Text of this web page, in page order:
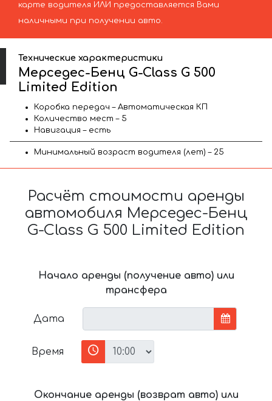
карте водителя ИЛИ предоставляется Вами
наличными при получении авто.
Технические характеристики
Мерседес-Бенц G-Class G 500
Limited Edition
Коробка передач – Автоматическая КП
Количество мест – 5
Навигация – есть
Минимальный возраст водителя (лет) – 25
Расчёт стоимости аренды
автомобиля Мерседес-Бенц
G-Class G 500 Limited Edition
Начало аренды (получение авто) или
трансфера
Дата
Время
Окончание аренды (возврат авто) или